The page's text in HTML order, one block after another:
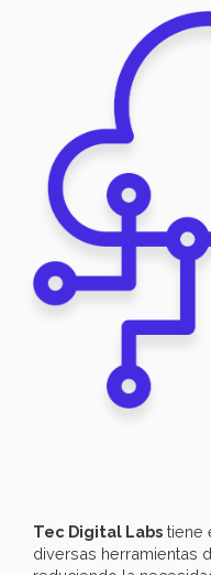
Tec Digital Labs tiene
diversas herramientas